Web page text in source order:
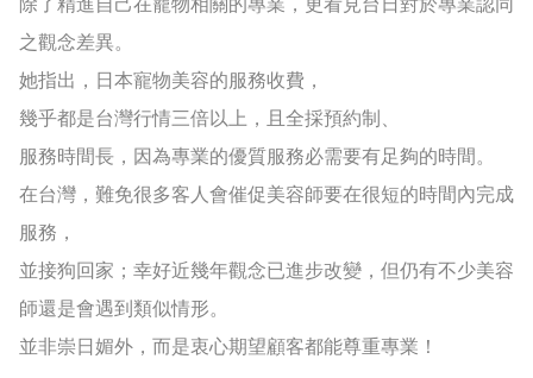
之觀念差異。
她指出，日本寵物美容的服務收費，
幾乎都是台灣行情三倍以上，且全採預約制、
服務時間長，因為專業的優質服務必需要有足夠的時間。
在台灣，難免很多客人會催促美容師要在很短的時間內完成
服務，
並接狗回家；幸好近幾年觀念已進步改變，但仍有不少美容
師還是會遇到類似情形。
並非崇日媚外，而是衷心期望顧客都能尊重專業！